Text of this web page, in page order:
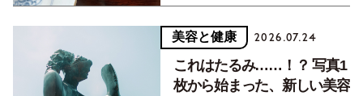
美容と健康 2026.07.24
これはたるみ……！？ 写真1
枚から始まった、新しい美容